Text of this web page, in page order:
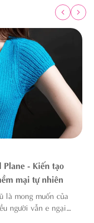
Plane - Kiến tạo
mại tự nhiên
là mong muốn của
người vẫn e ngại